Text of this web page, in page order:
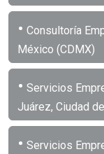
• Consultoría
México (CDMX)
• Servicios
Juárez, Ciudad
• Servicios